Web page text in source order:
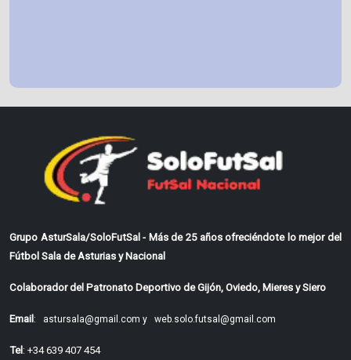
Grupo AsturSala/SoloFutSal - Más de 25 años ofreciéndote lo mejor del
Fútbol Sala de Asturias y Nacional
Colaborador del Patronato Deportivo de Gijón, Oviedo, Mieres y Siero
Email: astursala@gmail.com y web.solo.futsal@gmail.com
Tel: +34 639 407 454